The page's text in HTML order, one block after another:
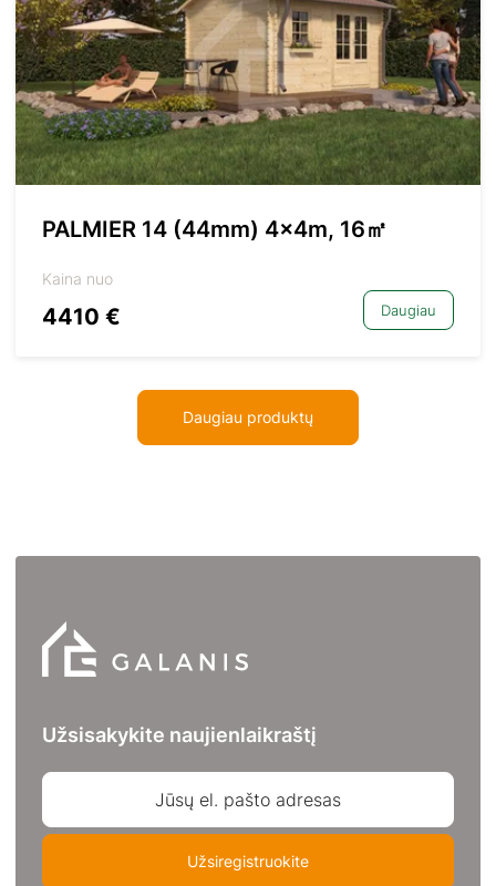
PALMIER 14 (44mm) 4x4m, 16㎡
Kaina nuo
4410 € Daugiau
Daugiau produktų
Užsisakykite naujienlaikraštį
Jūsų el. pašto adresas
Užsiregistruokite